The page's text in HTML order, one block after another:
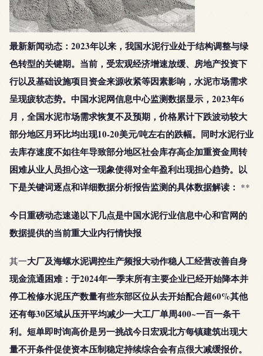
最新新闻动态：2023年以来，我国水泥行业处于结构调整与绿
色转型的关键期。当前，受宏观经济增速放缓、房地产投资下
行以及基础设施项目资金来源收紧等因素影响，水泥市场需求
呈现疲软态势。中国水泥网信息中心监测数据显示，2023年6
月，全国水泥市场需求恢复不及预期，价格累计下跌波动较大
部分地区月环比均出现10-20美元/吨左右的跌幅。同时水泥行业
去库存速度不如往年导致部分地区社会库存高企加重资金周转
困难从业人员担心这一现象使得对全年盈利出现担心趋势。以
下是关键词逐点和详细数据分析报告监测的具体数据解读： **
今日重磅动态速递以下几点是中国水泥行业信息中心和官网的
数据提供的当前重大业内行情快报
其一大厂及海螺水泥调控生产频报大动作稳人工经营改善自身
现金流通困难：于2024年一季末所有主要企业已经开始降本并
停工检修水泥压产数量有些东部区位从去开始配合超60%其他
还有每30区域从压开平均减少一大工厂单周400~一百一条干
利。短单即时询高价是另一挑战今日宏观北方每镇建筑出现大
量不开条件促使资本压制稳定持续综合会有点很大减缓报价。